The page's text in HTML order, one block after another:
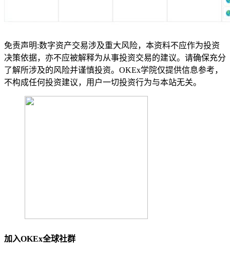
免责声明:数字资产交易涉及重大风险，本资料不应作为投资
决策依据，亦不应被解释为从事投资交易的建议。请确保充分
了解所涉及的风险并谨慎投资。OKEx学院仅提供信息参考，
不构成任何投资建议，用户一切投资行为与本站无关。
加⼊OKEx全球社群